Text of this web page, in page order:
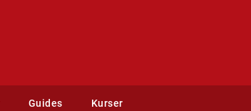
Guides Kurser